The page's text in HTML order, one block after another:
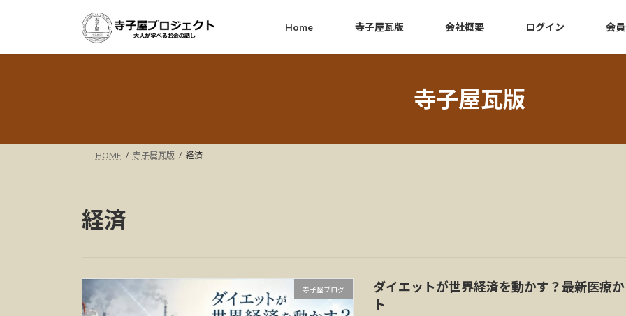
ン
ッ
ー
移
Home 寺子屋瓦版 会社概要 ログイン 会
寺子屋瓦版
HOME 寺子屋瓦版 経済
経済
寺子屋ブログ
ダイエットが世界経済を動かす？最新医療
ト